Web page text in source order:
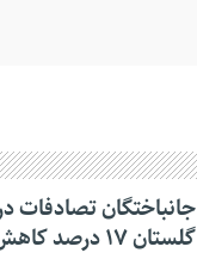
جانباختگان
گلستان ۱۷ درصد کاهش یافت